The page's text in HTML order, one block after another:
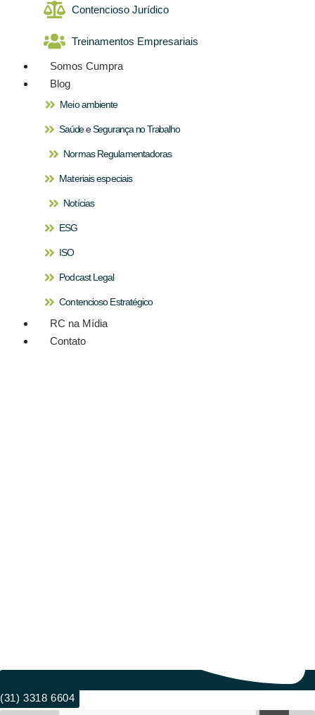
Contencioso Jurídico
Treinamentos Empresariais
Somos Cumpra
Blog
Meio ambiente
Saúde e Segurança no Trabalho
Normas Regulamentadoras
Materiais especiais
Notícias
ESG
ISO
Podcast Legal
Contencioso Estratégico
RC na Mídia
Contato
(31) 3318 6604